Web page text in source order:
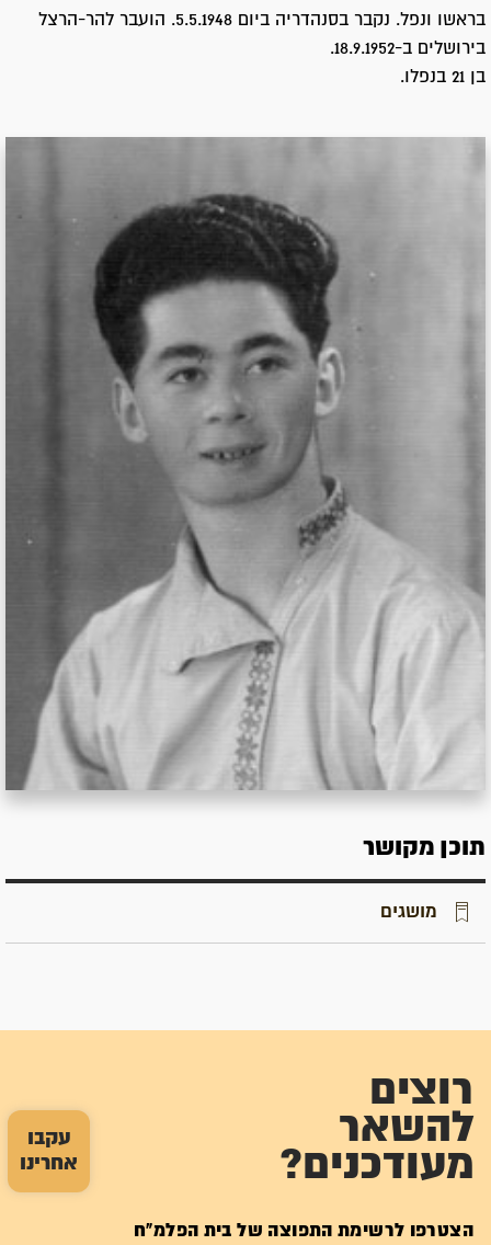
עקבו
אחרינו
בראשו ונפל. נקבר בסנהדריה ביום 5.5.1948. הועבר להר-הרצל
בירושלים ב-18.9.1952.
בן 21 בנפלו.
תוכן מקושר
מושגים
רוצים
להשאר
מעודכנים?
הצטרפו לרשימת התפוצה של בית הפלמ"ח